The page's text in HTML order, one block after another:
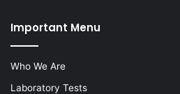
Important Menu
Who We Are
Laboratory Tests